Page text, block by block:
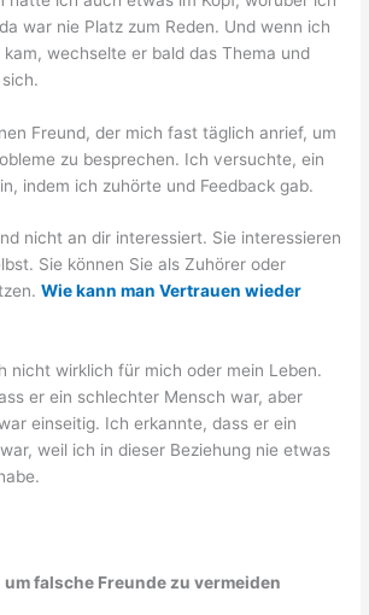
war nie Platz zum Reden. Und wenn ich
wechselte er bald das Thema und
Freund, der mich fast täglich anrief, um
zu besprechen. Ich versuchte, ein
indem ich zuhörte und Feedback gab.
nicht an dir interessiert. Sie interessieren
Sie können Sie als Zuhörer oder
Wie kann man Vertrauen wieder
nicht wirklich für mich oder mein Leben.
er ein schlechter Mensch war, aber
einseitig. Ich erkannte, dass er ein
weil ich in dieser Beziehung nie etwas
falsche Freunde zu vermeiden